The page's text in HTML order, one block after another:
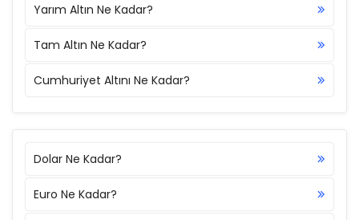
Yarım Altın Ne Kadar?
Tam Altın Ne Kadar?
Cumhuriyet Altını Ne Kadar?
Dolar Ne Kadar?
Euro Ne Kadar?